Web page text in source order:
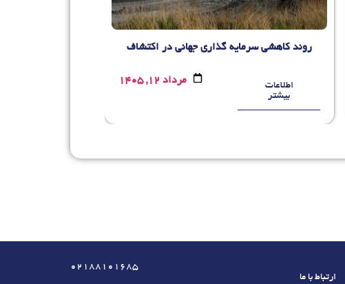
روند کاهشی سرمایه گذاری جهانی در اکتشاف
اطلاعات
بیشتر
مرداد 12, 1405
ارتباط با ما
02188101685